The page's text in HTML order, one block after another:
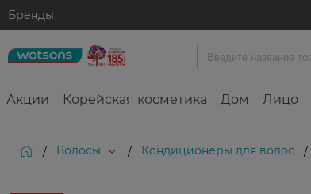
Бренды
Акции Корейская косметика Дом Лицо
/ Волосы / Кондиционеры для волос /